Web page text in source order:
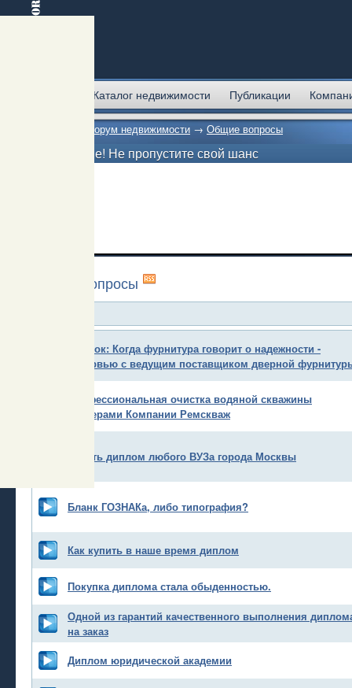
Каталог недвижимости Публикации
Форум недвижимости → Общие вопросы
Внимание! Не пропустите свой шанс
Общие вопросы
ПроЛок: Когда фурнитура говорит о надежности -
интервью с ведущим поставщиком дверной
Профессиональная очистка водяной скважины
мастерами Компании Ремскваж
Купить диплом любого ВУЗа города Москвы
Бланк ГОЗНАКа, либо типография?
Как купить в наше время диплом
Покупка диплома стала обыденностью.
Одной из гарантий качественного выполнения
на заказ
Диплом юридической академии